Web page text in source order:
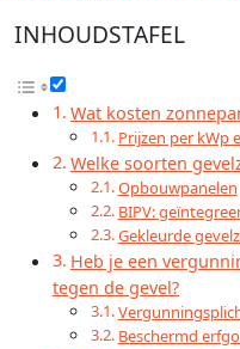
INHOUDSTAFEL
Wat kosten
Prijzen per kWp
Welke soorten
Opbouwpanelen
BIPV:
Gekleurde
Heb je een
tegen de gevel?
Beschermd